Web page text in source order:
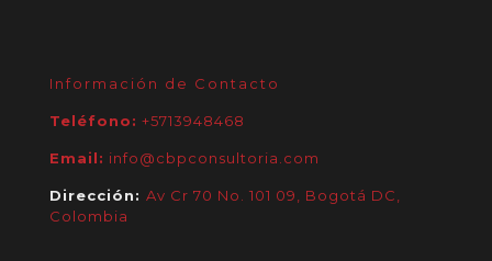
Información de Contacto
Teléfono: +5713948468
Email: info@cbpconsultoria.com
Dirección: Av Cr 70 No. 101 09, Bogotá DC,
Colombia